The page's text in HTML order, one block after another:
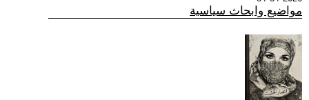
مواضيع وابحاث سياسية